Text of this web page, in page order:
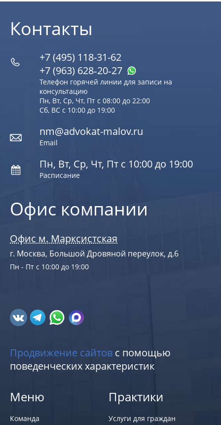
Офис компании
Офис м. Марксистская
г. Москва, Большой Дровяной переулок, д.6
Пн - Пт с 10:00 до 19:00
Контакты
+7 (495) 118-31-62
+7 (963) 628‑20‑27
Телефон горячей линии для записи на
консультацию
Пн, Вт, Ср, Чт, Пт с 08:00 до 22:00
Сб, ВС с 10:00 до 19:00
nm@advokat-malov.ru
Email
Пн, Вт, Ср, Чт, Пт с 10:00 до 19:00
Расписание
Продвижение сайтов с помощью
поведенческих характеристик
Меню
Команда
Практики
Услуги для граждан